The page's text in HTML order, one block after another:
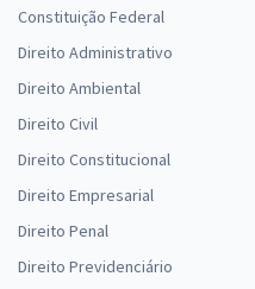
Constituição Federal
Direito Administrativo
Direito Ambiental
Direito Civil
Direito Constitucional
Direito Empresarial
Direito Penal
Direito Previdenciário